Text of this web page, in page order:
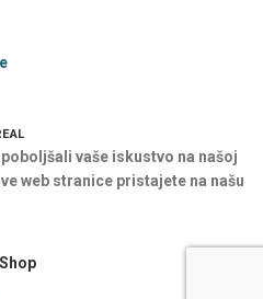
vaše iskustvo na našoj
web stranice pristajete na našu
Shop